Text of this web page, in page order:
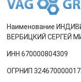
Наименование
ВЕРБИЦКИЙ СЕРГЕЙ
ИНН 670000804309
ОГРНИП